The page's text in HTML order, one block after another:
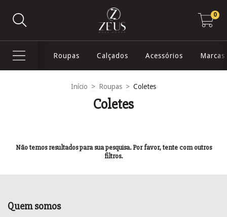
0
Roupas Calçados Acessórios Marcas
Início > Roupas > Coletes
Coletes
Não temos resultados para sua pesquisa. Por favor, tente com outros
filtros.
Quem somos